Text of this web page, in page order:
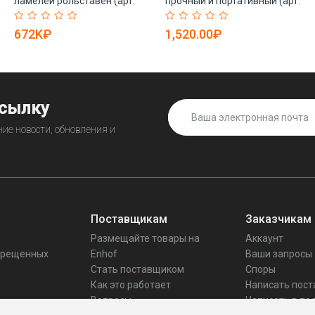
25-18080392)
672K₽
25-19082493)
1,520.00₽
новости, обновления и
Поставщикам
Размещайте товары на
Enhof
Стать поставщиком
Как это работает
Вопросы
Заказчикам
Аккаунт
Ваши запросы
Споры
Написать
Написать в